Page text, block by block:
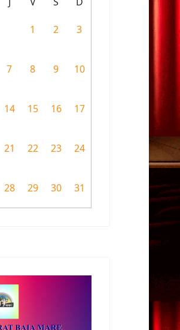
1 2 3
7 8 9 10
14 15 16 17
21 22 23 24
28 29 30 31